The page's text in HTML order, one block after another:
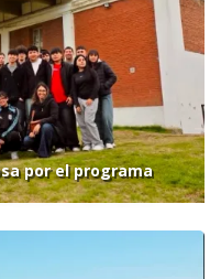
por el programa